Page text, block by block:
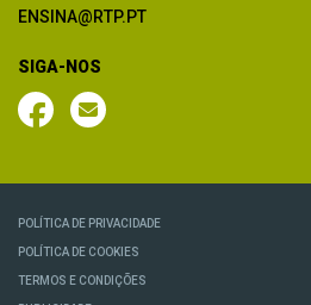
ENSINA@RTP.PT
SIGA-NOS
POLÍTICA DE PRIVACIDADE
POLÍTICA DE COOKIES
TERMOS E CONDIÇÕES